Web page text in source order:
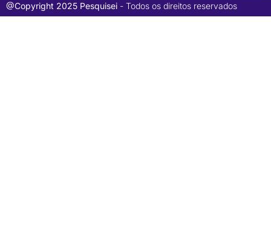
@Copyright 2025 Pesquisei - Todos os direitos reservados